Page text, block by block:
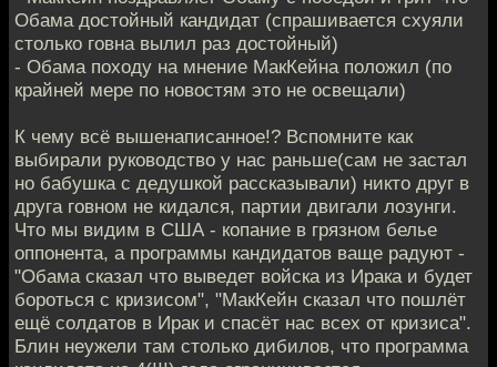
Обама достойный кандидат (спрашивается схуяли
столько говна вылил раз достойный)
- Обама походу на мнение МакКейна положил (по
крайней мере по новостям это не освещали)
К чему всё вышенаписанное!? Вспомните как
выбирали руководство у нас раньше(сам не застал
но бабушка с дедушкой рассказывали) никто друг в
друга говном не кидался, партии двигали лозунги.
Что мы видим в США - копание в грязном белье
оппонента, а программы кандидатов ваще радуют -
"Обама сказал что выведет войска из Ирака и будет
бороться с кризисом", "МакКейн сказал что пошлёт
ещё солдатов в Ирак и спасёт нас всех от кризиса".
Блин неужели там столько дибилов, что программа